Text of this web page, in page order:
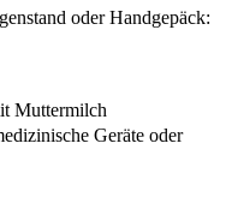
oder Handgepäck:
Muttermilch
Geräte oder